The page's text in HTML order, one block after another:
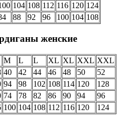
104 108 112 116 120 124
88 92 96 100 104 108
женские
M L L XL XL XXL XXL
40 42 44 46 48 50
52
94 98 102 108 114 120
128
74 78 82 86 90 94
96
100 104 108 112 116 120
124